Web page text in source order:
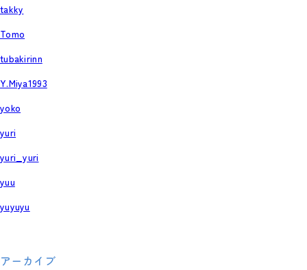
takky
Tomo
tubakirinn
Y.Miya1993
yoko
yuri
yuri_yuri
yuu
yuyuyu
アーカイブ